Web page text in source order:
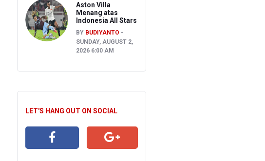
Aston Villa
Menang atas
Indonesia All Stars
BY BUDIYANTO
SUNDAY, AUGUST 2,
2026 6:00 AM
LET'S HANG OUT ON SOCIAL